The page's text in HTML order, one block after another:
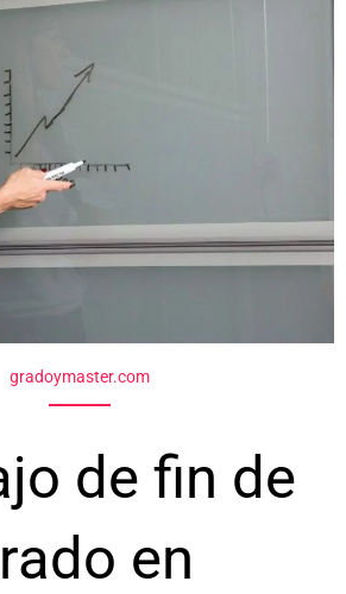
gradoymaster.com
de fin de
en